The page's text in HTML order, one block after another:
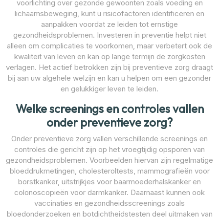
voorlichting over gezonde gewoonten zoals voeding en
lichaamsbeweging, kunt u risicofactoren identificeren en
aanpakken voordat ze leiden tot ernstige
gezondheidsproblemen. Investeren in preventie helpt niet
alleen om complicaties te voorkomen, maar verbetert ook de
kwaliteit van leven en kan op lange termijn de zorgkosten
verlagen. Het actief betrokken zijn bij preventieve zorg draagt
bij aan uw algehele welzijn en kan u helpen om een gezonder
en gelukkiger leven te leiden.
Welke screenings en controles vallen
onder preventieve zorg?
Onder preventieve zorg vallen verschillende screenings en
controles die gericht zijn op het vroegtijdig opsporen van
gezondheidsproblemen. Voorbeelden hiervan zijn regelmatige
bloeddrukmetingen, cholesteroltests, mammografieën voor
borstkanker, uitstrijkjes voor baarmoederhalskanker en
colonoscopieën voor darmkanker. Daarnaast kunnen ook
vaccinaties en gezondheidsscreenings zoals
bloedonderzoeken en botdichtheidstesten deel uitmaken van